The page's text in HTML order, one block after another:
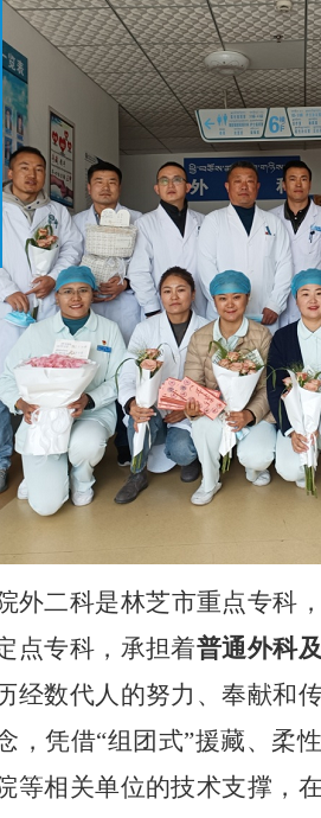
外二科是林芝市重点专科
点专科，承担着普通外科
经数代人的努力、奉献和
，凭借“组团式”援藏、柔
等相关单位的技术支撑，